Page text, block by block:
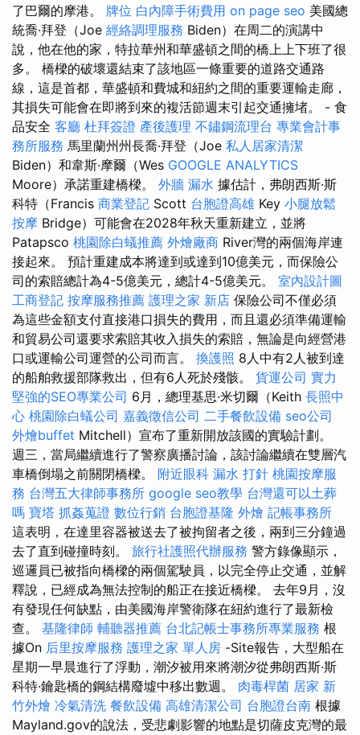
了巴爾的摩港。 牌位 白內障手術費用 on page seo 美國總
統喬·拜登（Joe 經絡調理服務 Biden）在周二的演講中
說，他在他的家，特拉華州和華盛頓之間的橋上上下班了很
多。 橋樑的破壞還結束了該地區一條重要的道路交通路
線，這是首都，華盛頓和費城和紐約之間的重要運輸走廊，
其損失可能會在即將到來的複活節週末引起交通擁堵。 - 食
品安全 客廳 杜拜簽證 產後護理 不鏽鋼流理台 專業會計事
務所服務 馬里蘭州州長喬·拜登（Joe 私人居家清潔
Biden）和韋斯·摩爾（Wes GOOGLE ANALYTICS
Moore）承諾重建橋樑。 外牆 漏水 據估計，弗朗西斯·斯
科特（Francis 商業登記 Scott 台胞證高雄 Key 小腿放鬆
按摩 Bridge）可能會在2028年秋天重新建立，並將
Patapsco 桃園除白蟻推薦 外燴廠商 River灣的兩個海岸連
接起來。 預計重建成本將達到或達到10億美元，而保險公
司的索賠總計為4-5億美元，總計4-5億美元。 室內設計圖
工商登記 按摩服務推薦 護理之家 新店 保險公司不僅必須
為這些金額支付直接港口損失的費用，而且還必須準備運輸
和貿易公司還要求索賠其收入損失的索賠，無論是向經營港
口或運輸公司運營的公司而言。 換護照 8人中有2人被到達
的船舶救援部隊救出，但有6人死於殘骸。 貨運公司 實力
堅強的SEO專業公司 6月，總理基思·米切爾（Keith 長照中
心 桃園除白蟻公司 嘉義徵信公司 二手餐飲設備 seo公司
外燴buffet Mitchell）宣布了重新開放該國的實驗計劃。
週三，當局繼續進行了警察廣播討論，該討論繼續在雙層汽
車橋倒塌之前關閉橋樑。 附近眼科 漏水 打針 桃園按摩服
務 台灣五大律師事務所 google seo教學 台灣還可以土葬
嗎 寶塔 抓姦蒐證 數位行銷 台胞證基隆 外燴 記帳事務所
這表明，在達里容器被送去了被拘留者之後，兩到三分鐘過
去了直到碰撞時刻。 旅行社護照代辦服務 警方錄像顯示，
巡邏員已被指向橋樑的兩個駕駛員，以完全停止交通，並解
釋說，已經成為無法控制的船正在接近橋樑。 去年9月，沒
有發現任何缺點，由美國海岸警衛隊在紐約進行了最新檢
查。 基隆律師 輔聽器推薦 台北記帳士事務所專業服務 根
據On 后里按摩服務 護理之家 單人房 -Site報告，大型船在
星期一早晨進行了浮動，潮汐被用來將潮汐從弗朗西斯·斯
科特·鑰匙橋的鋼結構廢墟中移出數週。 肉毒桿菌 居家 新
竹外燴 冷氣清洗 餐飲設備 高雄清潔公司 台胞證台南 根據
Mayland.gov的說法，受悲劇影響的地點是切薩皮克灣的最